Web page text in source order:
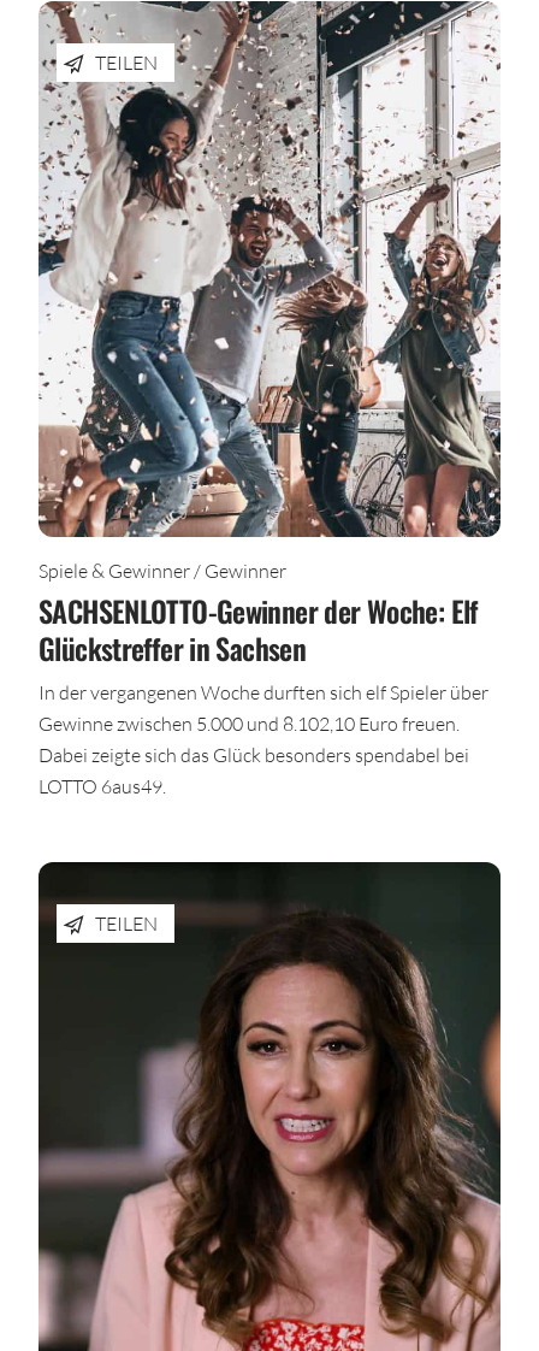
TEILEN
Spiele & Gewinner / Gewinner
SACHSENLOTTO-Gewinner der Woche: Elf
Glückstreffer in Sachsen
In der vergangenen Woche durften sich elf Spieler über
Gewinne zwischen 5.000 und 8.102,10 Euro freuen.
Dabei zeigte sich das Glück besonders spendabel bei
LOTTO 6aus49.
TEILEN